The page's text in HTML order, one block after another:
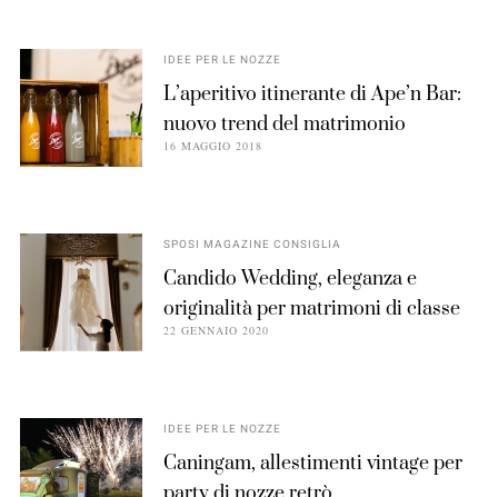
IDEE PER LE NOZZE
L’aperitivo itinerante di Ape’n Bar:
nuovo trend del matrimonio
16 MAGGIO 2018
SPOSI MAGAZINE CONSIGLIA
Candido Wedding, eleganza e
originalità per matrimoni di classe
22 GENNAIO 2020
IDEE PER LE NOZZE
Caningam, allestimenti vintage per